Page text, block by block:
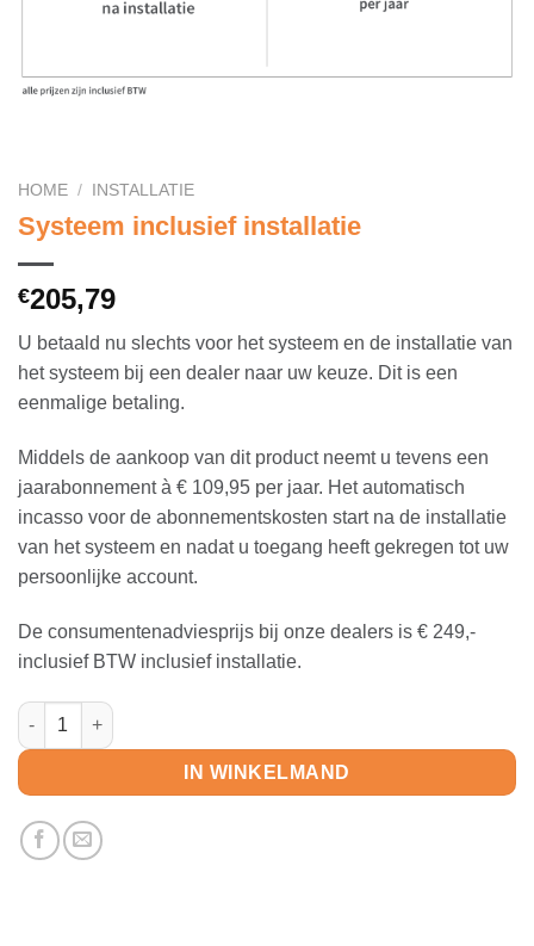
HOME / INSTALLATIE
Systeem inclusief installatie
€205,79
U betaald nu slechts voor het systeem en de installatie van
het systeem bij een dealer naar uw keuze. Dit is een
eenmalige betaling.
Middels de aankoop van dit product neemt u tevens een
jaarabonnement à € 109,95 per jaar. Het automatisch
incasso voor de abonnementskosten start na de installatie
van het systeem en nadat u toegang heeft gekregen tot uw
persoonlijke account.
De consumentenadviesprijs bij onze dealers is € 249,-
inclusief BTW inclusief installatie.
Systeem inclusief installatie aantal
IN WINKELMAND